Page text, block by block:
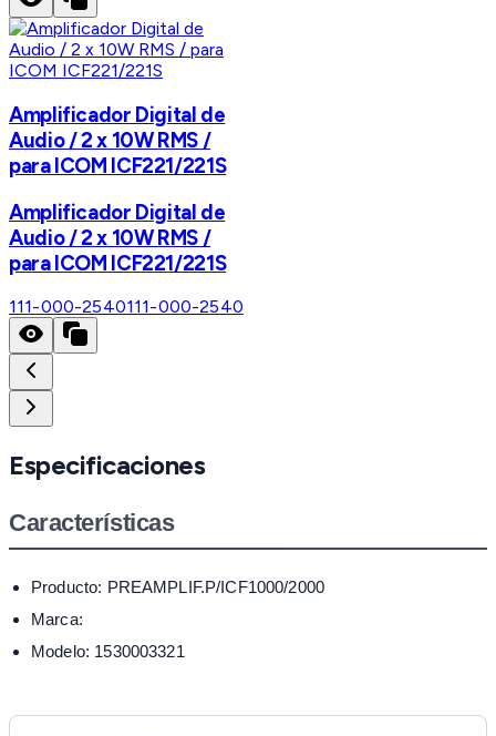
Amplificador Digital de
Audio / 2 x 10W RMS /
para ICOM ICF221/221S
Amplificador Digital de
Audio / 2 x 10W RMS /
para ICOM ICF221/221S
111-000-2540111-000-2540
Especificaciones
Características
Producto: PREAMPLIF.P/ICF1000/2000
Marca:
Modelo: 1530003321